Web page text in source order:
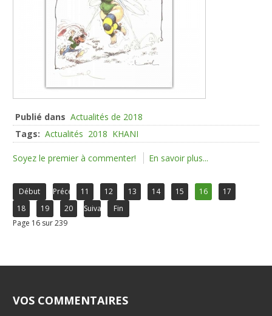
Publié dans Actualités de 2018
Tags: Actualités 2018 KHANI
Soyez le premier à commenter! En savoir plus...
Début Précédent
11 12 13 14 15 16
17
18
19 20 Suivant
Fin
Page 16 sur 239
VOS COMMENTAIRES